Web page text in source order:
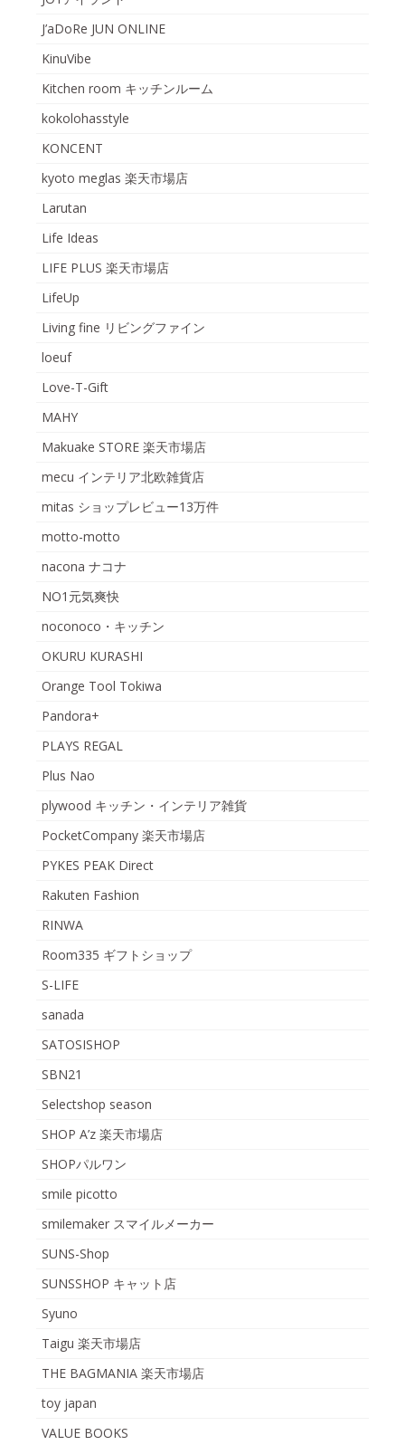
J’aDoRe JUN ONLINE
KinuVibe
Kitchen room キッチンルーム
kokolohasstyle
KONCENT
kyoto meglas 楽天市場店
Larutan
Life Ideas
LIFE PLUS 楽天市場店
LifeUp
Living fine リビングファイン
loeuf
Love-T-Gift
MAHY
Makuake STORE 楽天市場店
mecu インテリア北欧雑貨店
mitas ショップレビュー13万件
motto-motto
nacona ナコナ
NO1元気爽快
noconoco・キッチン
OKURU KURASHI
Orange Tool Tokiwa
Pandora+
PLAYS REGAL
Plus Nao
plywood キッチン・インテリア雑貨
PocketCompany 楽天市場店
PYKES PEAK Direct
Rakuten Fashion
RINWA
Room335 ギフトショップ
S-LIFE
sanada
SATOSISHOP
SBN21
Selectshop season
SHOP A’z 楽天市場店
SHOPパルワン
smile picotto
smilemaker スマイルメーカー
SUNS-Shop
SUNSSHOP キャット店
Syuno
Taigu 楽天市場店
THE BAGMANIA 楽天市場店
toy japan
VALUE BOOKS